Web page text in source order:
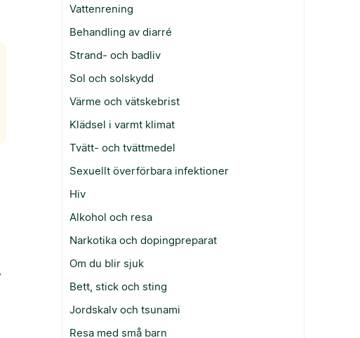
Vattenrening
Behandling av diarré
Strand- och badliv
Sol och solskydd
Värme och vätskebrist
Klädsel i varmt klimat
Tvätt- och tvättmedel
Sexuellt överförbara infektioner
Hiv
Alkohol och resa
Narkotika och dopingpreparat
Om du blir sjuk
Bett, stick och sting
Jordskalv och tsunami
Resa med små barn